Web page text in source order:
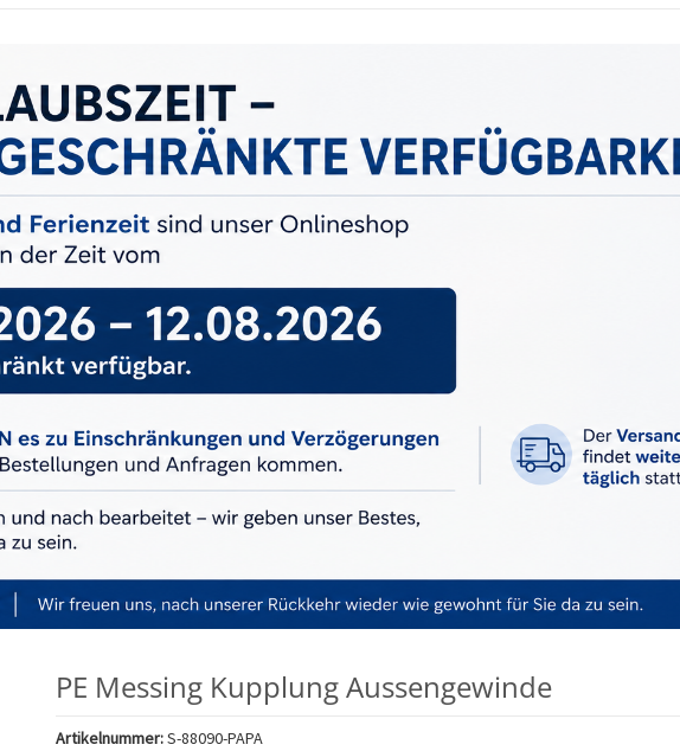
PE Messing Kupplung Aussengewinde
Artikelnummer:S-88090-PAPA